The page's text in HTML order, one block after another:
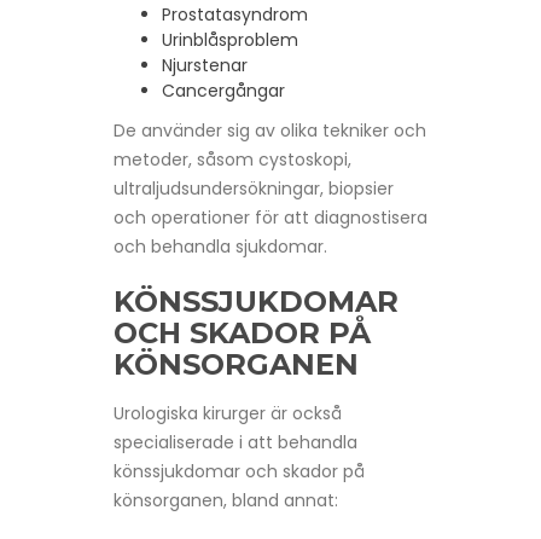
Prostatasyndrom
Urinblåsproblem
Njurstenar
Cancergångar
De använder sig av olika tekniker och
metoder, såsom cystoskopi,
ultraljudsundersökningar, biopsier
och operationer för att diagnostisera
och behandla sjukdomar.
KÖNSSJUKDOMAR
OCH SKADOR PÅ
KÖNSORGANEN
Urologiska kirurger är också
specialiserade i att behandla
könssjukdomar och skador på
könsorganen, bland annat: